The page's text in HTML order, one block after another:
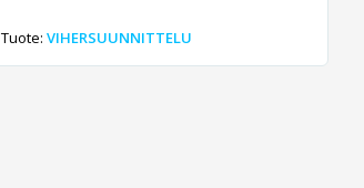
Tuote: VIHERSUUNNITTELU